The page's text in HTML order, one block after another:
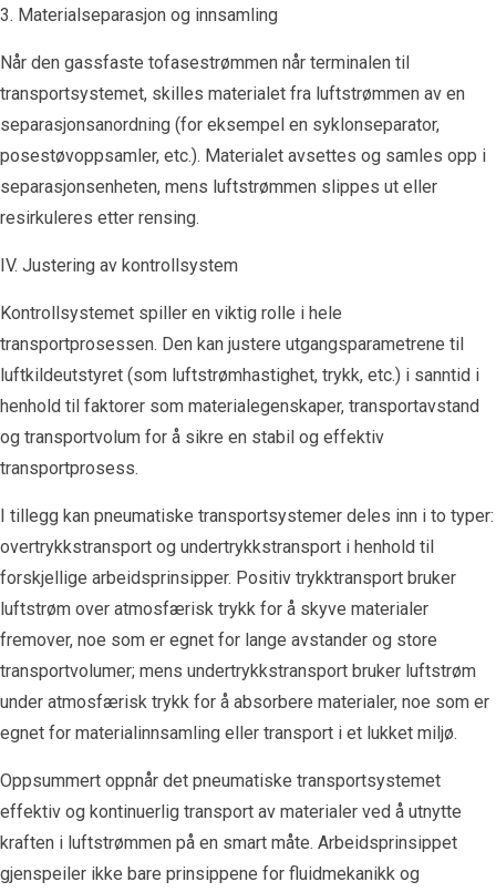
3. Materialseparasjon og innsamling
Når den gassfaste tofasestrømmen når terminalen til
transportsystemet, skilles materialet fra luftstrømmen av en
separasjonsanordning (for eksempel en syklonseparator,
posestøvoppsamler, etc.). Materialet avsettes og samles opp i
separasjonsenheten, mens luftstrømmen slippes ut eller
resirkuleres etter rensing.
IV. Justering av kontrollsystem
Kontrollsystemet spiller en viktig rolle i hele
transportprosessen. Den kan justere utgangsparametrene til
luftkildeutstyret (som luftstrømhastighet, trykk, etc.) i sanntid i
henhold til faktorer som materialegenskaper, transportavstand
og transportvolum for å sikre en stabil og effektiv
transportprosess.
I tillegg kan pneumatiske transportsystemer deles inn i to typer:
overtrykkstransport og undertrykkstransport i henhold til
forskjellige arbeidsprinsipper. Positiv trykktransport bruker
luftstrøm over atmosfærisk trykk for å skyve materialer
fremover, noe som er egnet for lange avstander og store
transportvolumer; mens undertrykkstransport bruker luftstrøm
under atmosfærisk trykk for å absorbere materialer, noe som er
egnet for materialinnsamling eller transport i et lukket miljø.
Oppsummert oppnår det pneumatiske transportsystemet
effektiv og kontinuerlig transport av materialer ved å utnytte
kraften i luftstrømmen på en smart måte. Arbeidsprinsippet
gjenspeiler ikke bare prinsippene for fluidmekanikk og